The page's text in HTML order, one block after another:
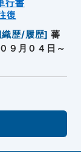
行書
復
織歴/履歴] 蕃
９月０４日～